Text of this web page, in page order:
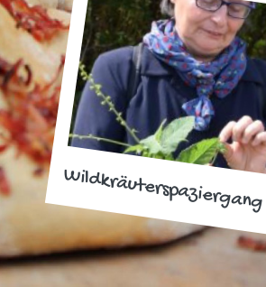
Wildkräuterspaziergang